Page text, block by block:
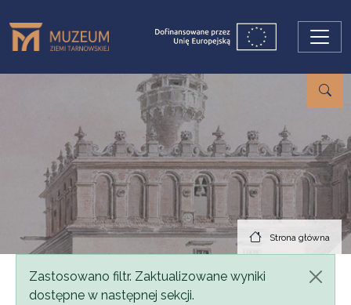
Strona główna
Komunikat
Zastosowano filtr. Zaktualizowane wyniki
dostępne w następnej sekcji.